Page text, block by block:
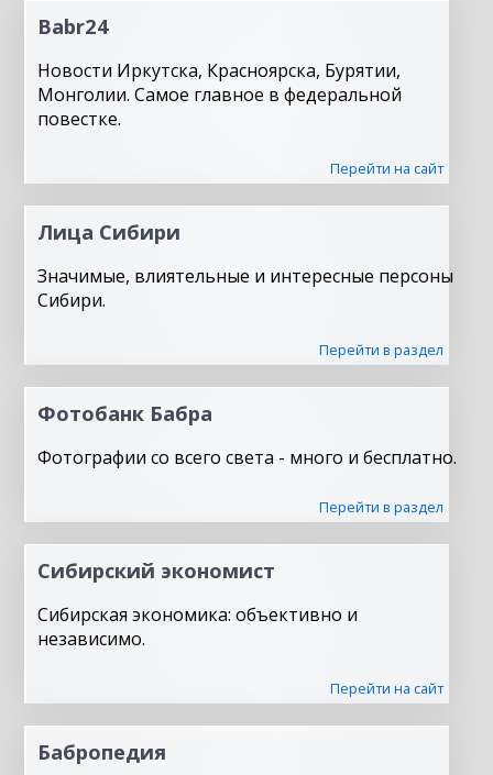
Babr24
Новости Иркутска, Красноярска, Бурятии,
Монголии. Самое главное в федеральной
повестке.
Перейти на сайт
Лица Сибири
Значимые, влиятельные и интересные персоны
Сибири.
Перейти в раздел
Фотобанк Бабра
Фотографии со всего света - много и бесплатно.
Перейти в раздел
Сибирский экономист
Сибирская экономика: объективно и
независимо.
Перейти на сайт
Бабропедия